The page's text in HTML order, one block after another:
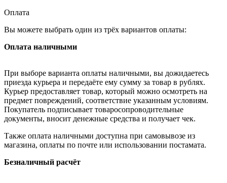
Оплата
Вы можете выбрать один из трёх вариантов оплаты:
Оплата наличными
При выборе варианта оплаты наличными, вы дожидаетесь
приезда курьера и передаёте ему сумму за товар в рублях.
Курьер предоставляет товар, который можно осмотреть на
предмет повреждений, соответствие указанным условиям.
Покупатель подписывает товаросопроводительные
документы, вносит денежные средства и получает чек.
Также оплата наличными доступна при самовывозе из
магазина, оплаты по почте или использовании постамата.
Безналичный расчёт